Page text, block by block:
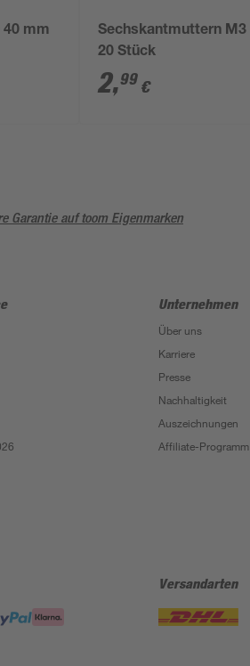
40 mm
Sechskantmuttern M3
20 Stück
2,99 €
Garantie auf toom Eigenmarken
Unternehmen
Über uns
Karriere
Presse
Nachhaltigkeit
Auszeichnungen
Affiliate-Programm
Versandarten